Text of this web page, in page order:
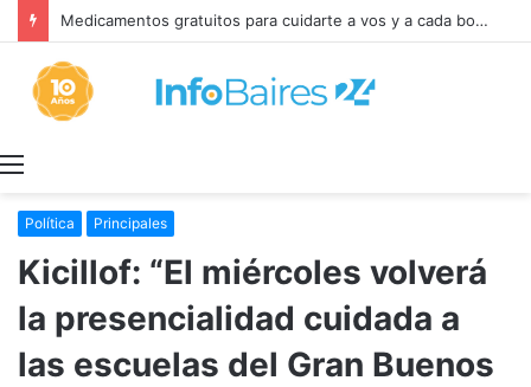
Milei retira el capítulo sobre la Ley de Tierras para salvar el proyecto de Inviolabilidad de la Propiedad Privada
Política Principales
Kicillof: “El miércoles volverá
la presencialidad cuidada a
las escuelas del Gran Buenos